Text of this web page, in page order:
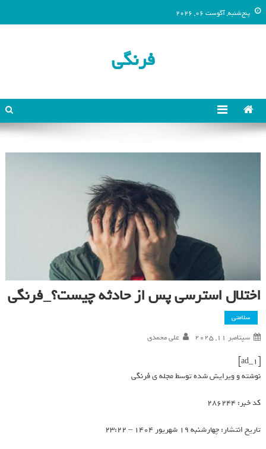
پنج‌شنبه, آگوست 06, 2026
فرنگی
اختلال استرسی پس از حادثه چیست؟_فرنگی
سلامتی
سپتامبر 11, 2025 علی محمدی
[ad_1]
نوشته و ویرایش شده توسط مجله ی فرنگی
کد خبر: 286244
تاریخ انتشار: چهارشنبه 19 شهريور 1404 – 23:22